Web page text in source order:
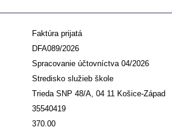
Faktúra prijatá
DFA089/2026
Spracovanie účtovníctva 04/2026
Stredisko služieb škole
Trieda SNP 48/A, 04 11 Košice-Západ
35540419
370.00